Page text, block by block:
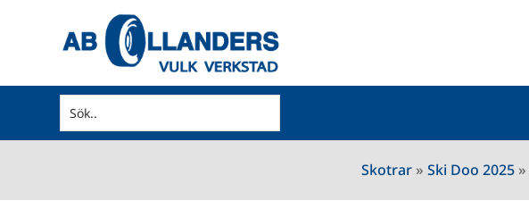
Skotrar» Ski Doo 2025»